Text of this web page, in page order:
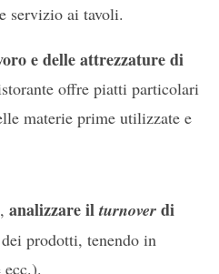
servizio ai tavoli.
e delle attrezzature di
offre piatti particolari
materie prime utilizzate e
analizzare ilturnoverdi
prodotti, tenendo in